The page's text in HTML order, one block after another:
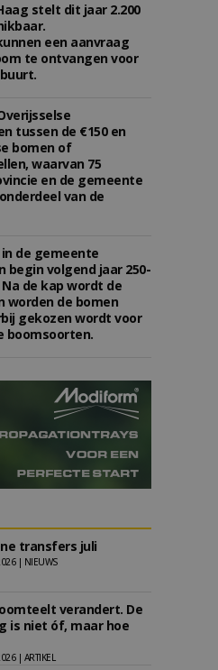
stelt dit jaar 2.200
een aanvraag
te ontvangen voor
tussen de €150 en
bomen of
waarvan 75
en de gemeente
van de
de gemeente
begin volgend jaar 250-
de kap wordt de
worden de bomen
gekozen wordt voor
boomsoorten.
transfers juli
| NIEUWS
verandert. De
is niet óf, maar hoe
| ARTIKEL